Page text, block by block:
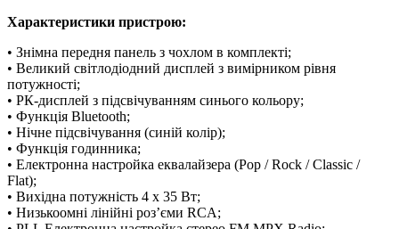
Характеристики пристрою:
• Знімна передня панель з чохлом в комплекті;
• Великий світлодіодний дисплей з вимірником рівня
потужності;
• РК-дисплей з підсвічуванням синього кольору;
• Функція Bluetooth;
• Нічне підсвічування (синій колір);
• Функція годинника;
• Електронна настройка еквалайзера (Pop / Rock / Classic /
Flat);
• Вихідна потужність 4 x 35 Вт;
• Низькоомні лінійні роз’єми RCA;